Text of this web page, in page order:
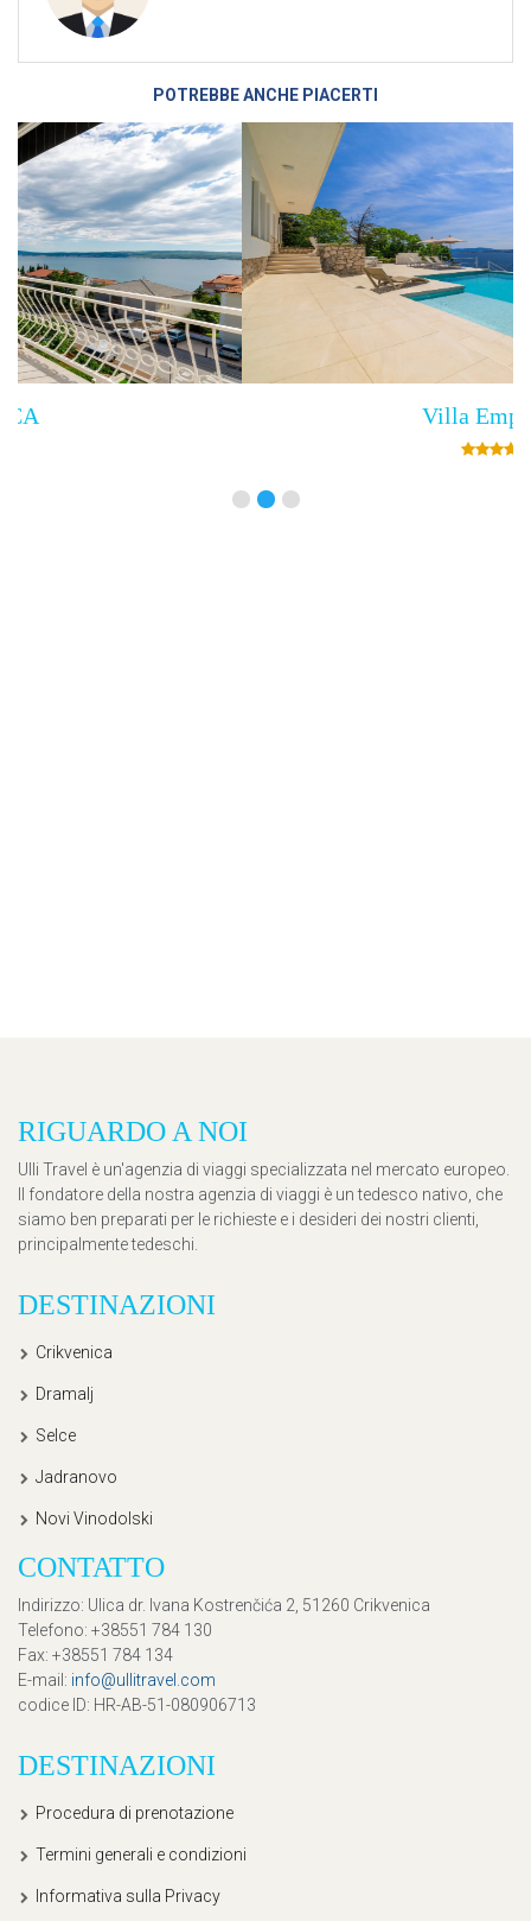
POTREBBE ANCHE PIACERTI
RIGUARDO A NOI
Ulli Travel è un'agenzia di viaggi specializzata nel mercato europeo.
Il fondatore della nostra agenzia di viaggi è un tedesco nativo, che
siamo ben preparati per le richieste e i desideri dei nostri clienti,
principalmente tedeschi.
DESTINAZIONI
Crikvenica
Dramalj
Selce
Jadranovo
Novi Vinodolski
CONTATTO
Indirizzo: Ulica dr. Ivana Kostrenčića 2, 51260 Crikvenica
Telefono: +38551 784 130
Fax: +38551 784 134
E-mail : info@ullitravel.com
codice ID: HR-AB-51-080906713
DESTINAZIONI
Procedura di prenotazione
Termini generali e condizioni
Informativa sulla Privacy